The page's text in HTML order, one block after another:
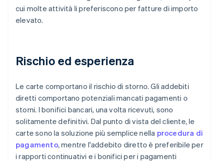
cui molte attività li preferiscono per fatture di importo
elevato.
Rischio ed esperienza
Le carte comportano il rischio di storno. Gli addebiti
diretti comportano potenziali mancati pagamenti o
storni. I bonifici bancari, una volta ricevuti, sono
solitamente definitivi. Dal punto di vista del cliente, le
carte sono la soluzione più semplice nella procedura di
pagamento, mentre l'addebito diretto è preferibile per
i rapporti continuativi e i bonifici per i pagamenti